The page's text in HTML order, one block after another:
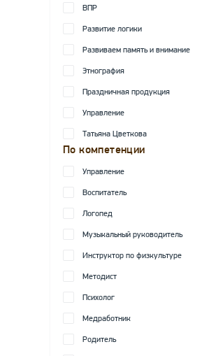
ВПР
Развитие логики
Развиваем память и внимание
Этнография
Праздничная продукция
Управление
Татьяна Цветкова
По компетенции
Управление
Воспитатель
Логопед
Музыкальный руководитель
Инструктор по физкультуре
Методист
Психолог
Медработник
Родитель